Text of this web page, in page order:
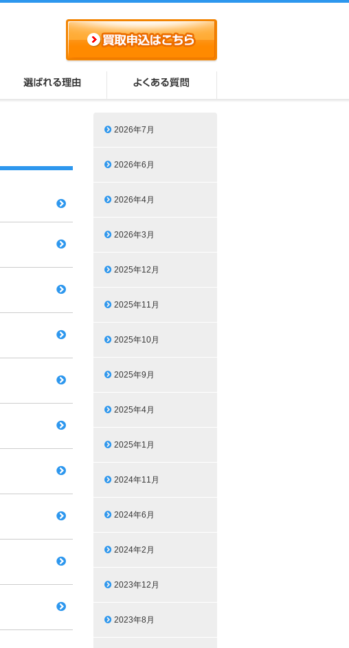
2026年7月
2026年6月
2026年4月
2026年3月
2025年12月
2025年11月
2025年10月
2025年9月
2025年4月
2025年1月
2024年11月
2024年6月
2024年2月
2023年12月
2023年8月